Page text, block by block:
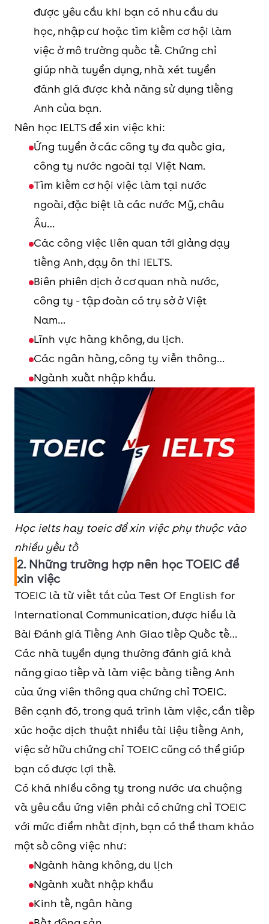
được yêu cầu khi bạn có nhu cầu du
học, nhập cư hoặc tìm kiếm cơ hội làm
việc ở mô trường quốc tế. Chứng chỉ
giúp nhà tuyển dụng, nhà xét tuyển
đánh giá được khả năng sử dụng tiếng
Anh của bạn.
Nên học IELTS để xin việc khi:
Ứng tuyển ở các công ty đa quốc gia,
công ty nước ngoài tại Việt Nam.
Tìm kiếm cơ hội việc làm tại nước
ngoài, đặc biệt là các nước Mỹ, châu
Âu…
Các công việc liên quan tới giảng dạy
tiếng Anh, dạy ôn thi IELTS.
Biên phiên dịch ở cơ quan nhà nước,
công ty - tập đoàn có trụ sở ở Việt
Nam…
Lĩnh vực hàng không, du lịch.
Các ngân hàng, công ty viễn thông…
Ngành xuất nhập khẩu.
Học ielts hay toeic để xin việc phụ thuộc vào
nhiều yếu tố
2. Những trường hợp nên học TOEIC để
xin việc
TOEIC là từ viết tắt của Test Of English for
International Communication, được hiểu là
Bài Đánh giá Tiếng Anh Giao tiếp Quốc tế…
Các nhà tuyển dụng thường đánh giá khả
năng giao tiếp và làm việc bằng tiếng Anh
của ứng viên thông qua chứng chỉ TOEIC.
Bên cạnh đó, trong quá trình làm việc, cần tiếp
xúc hoặc dịch thuật nhiều tài liệu tiếng Anh,
việc sở hữu chứng chỉ TOEIC cũng có thể giúp
bạn có được lợi thế.
Có khá nhiều công ty trong nước ưa chuộng
và yêu cầu ứng viên phải có chứng chỉ TOEIC
với mức điểm nhất định, bạn có thể tham khảo
một số công việc như:
Ngành hàng không, du lịch
Ngành xuất nhập khẩu
Kinh tế, ngân hàng